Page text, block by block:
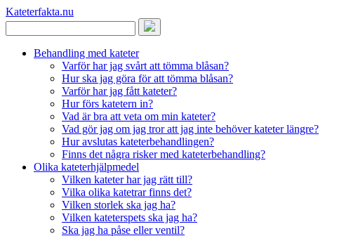
Kateterfakta.nu
Behandling med kateter
Varför har jag svårt att tömma blåsan?
Hur ska jag göra för att tömma blåsan?
Varför har jag fått kateter?
Hur förs katetern in?
Vad är bra att veta om min kateter?
Vad gör jag om jag tror att jag inte behöver kateter längre?
Hur avslutas kateterbehandlingen?
Finns det några risker med kateterbehandling?
Olika kateterhjälpmedel
Vilken kateter har jag rätt till?
Vilka olika katetrar finns det?
Vilken storlek ska jag ha?
Vilken kateterspets ska jag ha?
Ska jag ha påse eller ventil?